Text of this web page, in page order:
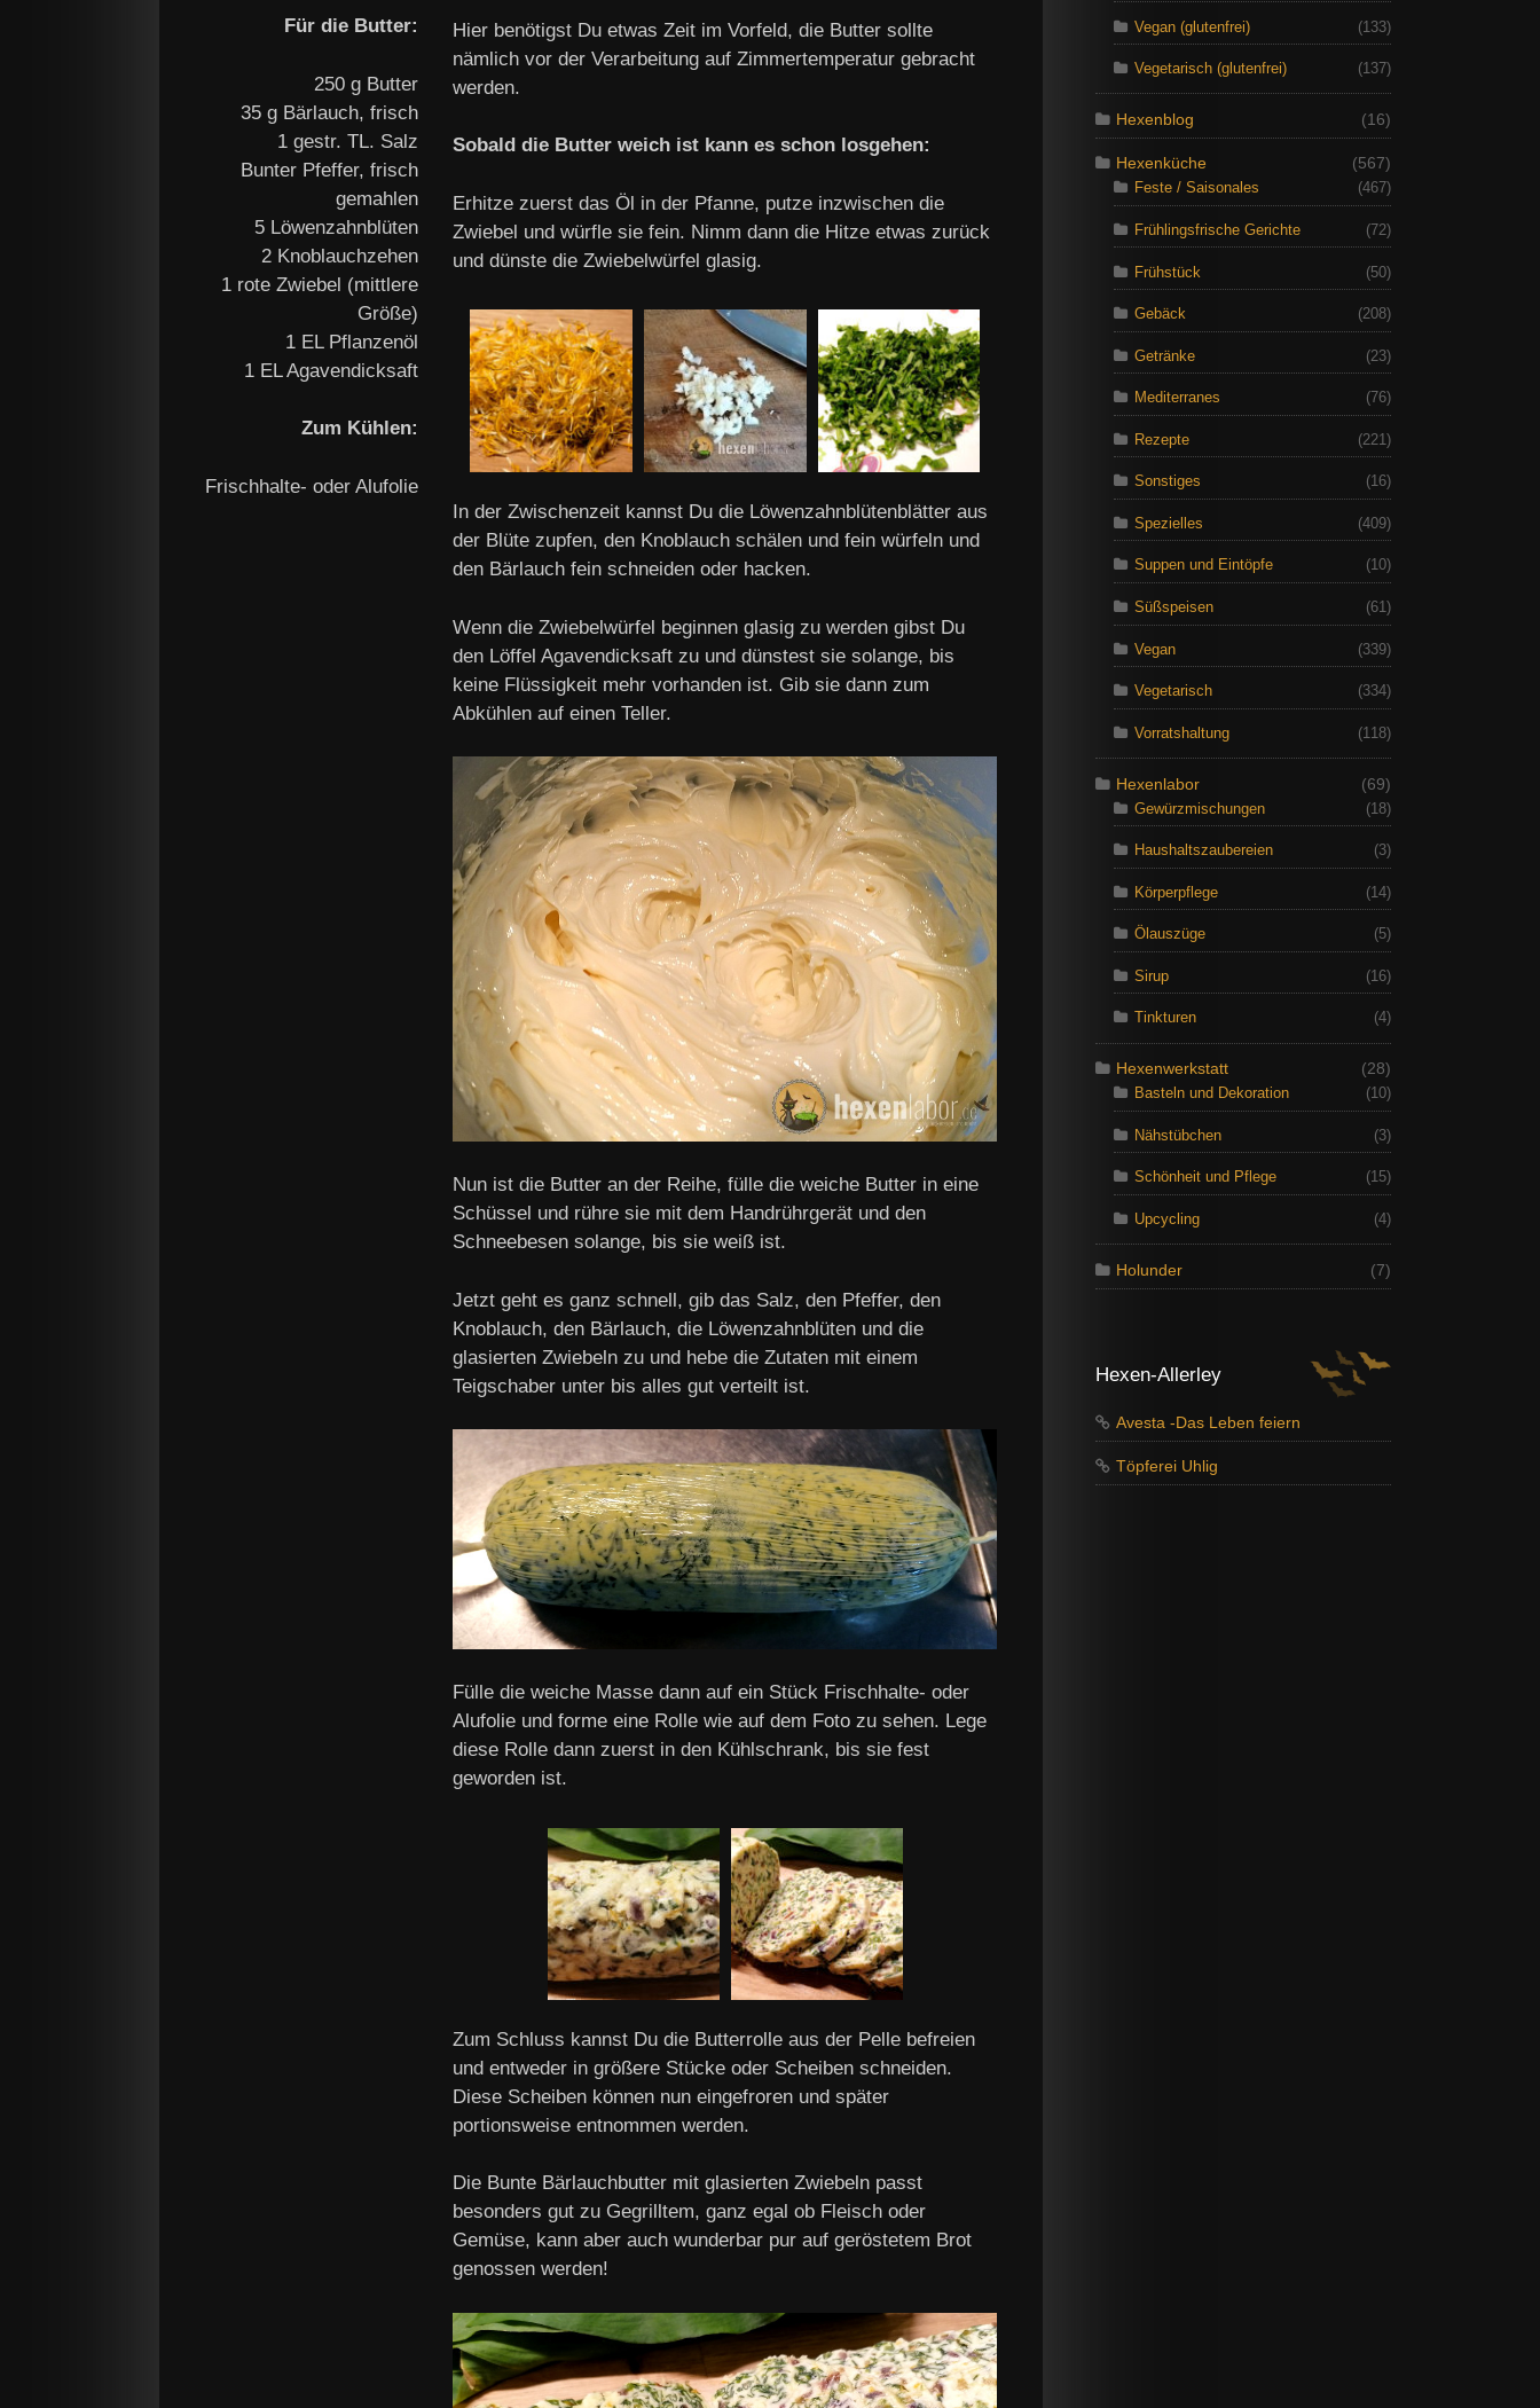
Für die Butter:
250 g Butter
35 g Bärlauch, frisch
1 gestr. TL. Salz
Bunter Pfeffer, frisch
gemahlen
5 Löwenzahnblüten
2 Knoblauchzehen
1 rote Zwiebel (mittlere
Größe)
1 EL Pflanzenöl
1 EL Agavendicksaft
Zum Kühlen:
Frischhalte- oder Alufolie
Hier benötigst Du etwas Zeit im Vorfeld, die Butter sollte
nämlich vor der Verarbeitung auf Zimmertemperatur gebracht
werden.
Sobald die Butter weich ist kann es schon losgehen:
Erhitze zuerst das Öl in der Pfanne, putze inzwischen die
Zwiebel und würfle sie fein. Nimm dann die Hitze etwas zurück
und dünste die Zwiebelwürfel glasig.
In der Zwischenzeit kannst Du die Löwenzahnblütenblätter aus
der Blüte zupfen, den Knoblauch schälen und fein würfeln und
den Bärlauch fein schneiden oder hacken.
Wenn die Zwiebelwürfel beginnen glasig zu werden gibst Du
den Löffel Agavendicksaft zu und dünstest sie solange, bis
keine Flüssigkeit mehr vorhanden ist. Gib sie dann zum
Abkühlen auf einen Teller.
Nun ist die Butter an der Reihe, fülle die weiche Butter in eine
Schüssel und rühre sie mit dem Handrührgerät und den
Schneebesen solange, bis sie weiß ist.
Jetzt geht es ganz schnell, gib das Salz, den Pfeffer, den
Knoblauch, den Bärlauch, die Löwenzahnblüten und die
glasierten Zwiebeln zu und hebe die Zutaten mit einem
Teigschaber unter bis alles gut verteilt ist.
Fülle die weiche Masse dann auf ein Stück Frischhalte- oder
Alufolie und forme eine Rolle wie auf dem Foto zu sehen. Lege
diese Rolle dann zuerst in den Kühlschrank, bis sie fest
geworden ist.
Zum Schluss kannst Du die Butterrolle aus der Pelle befreien
und entweder in größere Stücke oder Scheiben schneiden.
Diese Scheiben können nun eingefroren und später
portionsweise entnommen werden.
Die Bunte Bärlauchbutter mit glasierten Zwiebeln passt
besonders gut zu Gegrilltem, ganz egal ob Fleisch oder
Gemüse, kann aber auch wunderbar pur auf geröstetem Brot
genossen werden!
Vegan (glutenfrei) (133)
Vegetarisch (glutenfrei) (137)
Hexenblog (16)
Hexenküche
(567)
Feste / Saisonales
(467)
Frühlingsfrische Gerichte (72)
Frühstück (50)
Gebäck (208)
Getränke (23)
Mediterranes (76)
Rezepte (221)
Sonstiges (16)
Spezielles (409)
Suppen und Eintöpfe (10)
Süßspeisen (61)
Vegan (339)
Vegetarisch (334)
Vorratshaltung (118)
Hexenlabor
(69)
Gewürzmischungen
(18)
Haushaltszaubereien (3)
Körperpflege (14)
Ölauszüge (5)
Sirup (16)
Tinkturen (4)
Hexenwerkstatt
(28)
Basteln und Dekoration
(10)
Nähstübchen (3)
Schönheit und Pflege (15)
Upcycling (4)
Holunder (7)
Hexen-Allerley
Avesta -Das Leben feiern
Töpferei Uhlig